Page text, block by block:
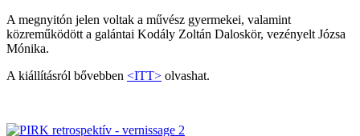
A megnyitón jelen voltak a művész gyermekei, valamint
közreműködött a galántai Kodály Zoltán Daloskör, vezényelt Józsa
Mónika.
A kiállításról bővebben <ITT> olvashat.